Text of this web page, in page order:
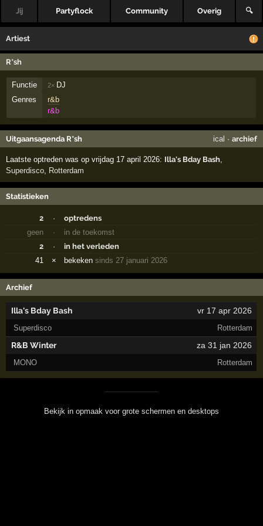
Jij Partyflock Community Overig 🔍
Artiest
R*sh
Functie 2× DJ
Genres
r&b
r&b
Uitgaansagenda R*sh ical · archief
Laatste optreden was op vrijdag 17 april 2026: Illa's Bday Bash
Superdisco Rotterdam
Statistieken
2 ·
optredens
geen
·
in de toekomst
2
·
in het verleden
41
× bekekensinds 27 januari 2026
Archief
Illa's Bday Bash vr 17 apr 2026
Superdisco Rotterdam
R&B Winter za 31 jan 2026
MONO Rotterdam
Bekijk in opmaak voor grote schermen en desktops